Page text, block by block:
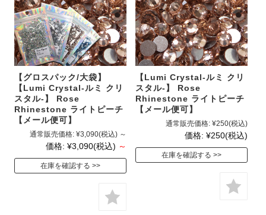
【グロスパック/大袋】
【Lumi Crystal-ルミ クリ
スタル-】 Rose
Rhinestone ライトピーチ
【メール便可】
通常販売価格: ¥3,090(税込) ～
価格: ¥3,090(税込) ～
在庫を確認する
【Lumi Crystal-ルミ クリ
スタル-】 Rose
Rhinestone ライトピーチ
【メール便可】
通常販売価格: ¥250(税込)
価格: ¥250(税込)
在庫を確認する